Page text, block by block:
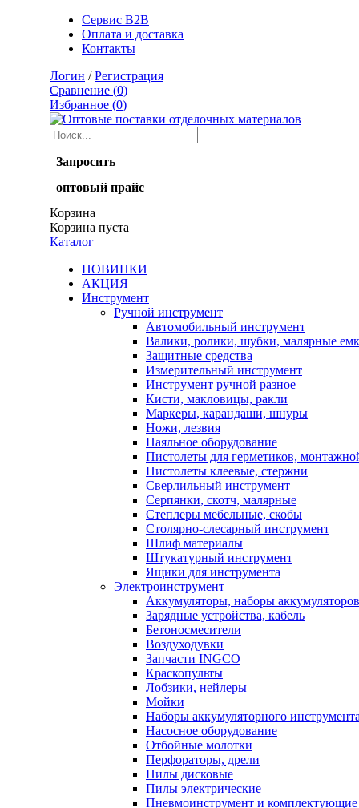
Сервис B2B
Оплата и доставка
Контакты
Логин /Регистрация
Сравнение (0)
Избранное (0)
Запросить
оптовый прайс
Корзина
Корзина пуста
Каталог
НОВИНКИ
АКЦИЯ
Инструмент
Ручной инструмент
Автомобильный инструмент
Валики, ролики, шубки, малярные
Защитные средства
Измерительный инструмент
Инструмент ручной разное
Кисти, макловицы, ракли
Маркеры, карандаши, шнуры
Ножи, лезвия
Паяльное оборудование
Пистолеты для герметиков,
Пистолеты клеевые, стержни
Сверлильный инструмент
Серпянки, скотч, малярные
Степлеры мебельные, скобы
Столярно-слесарный инструмент
Шлиф материалы
Штукатурный инструмент
Ящики для инструмента
Электроинструмент
Аккумуляторы, наборы аккумуляторов
Зарядные устройства, кабель
Бетоносмесители
Воздуходувки
Запчасти INGCO
Краскопульты
Лобзики, нейлеры
Мойки
Наборы аккумуляторного инструмента
Насосное оборудование
Отбойные молотки
Перфораторы, дрели
Пилы дисковые
Пилы электрические
Пневмоинструмент и комплектующие